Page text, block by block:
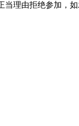
理由拒绝参加，